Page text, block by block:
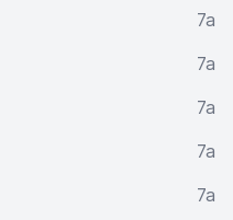
7a
7a
7a
7a
7a